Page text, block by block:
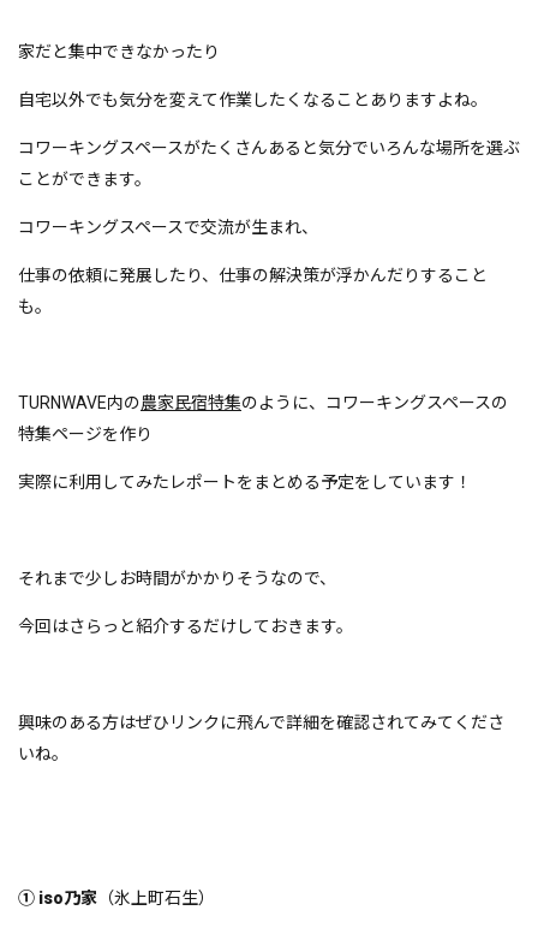
家だと集中できなかったり
自宅以外でも気分を変えて作業したくなることありますよね。
コワーキングスペースがたくさんあると気分でいろんな場所を選ぶ
ことができます。
コワーキングスペースで交流が生まれ、
仕事の依頼に発展したり、仕事の解決策が浮かんだりすること
も。
TURNWAVE内の農家民宿特集のように、コワーキングスペースの
特集ページを作り
実際に利用してみたレポートをまとめる予定をしています！
それまで少しお時間がかかりそうなので、
今回はさらっと紹介するだけしておきます。
興味のある方はぜひリンクに飛んで詳細を確認されてみてくださ
いね。
① iso乃家 （氷上町石生）